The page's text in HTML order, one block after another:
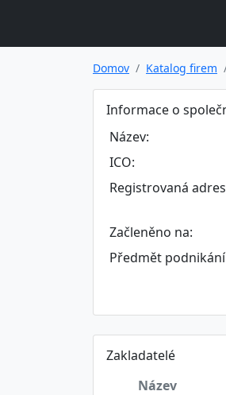
Domov Katalog firem
Informace o
Název:
ICO:
Registrovaná
Začleněno na:
Předmět
Zakladatelé
Název